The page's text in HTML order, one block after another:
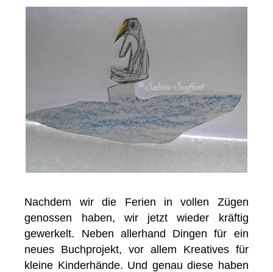
Nachdem wir die Ferien in vollen Zügen
genossen haben, wir jetzt wieder kräftig
gewerkelt. Neben allerhand Dingen für ein
neues Buchprojekt, vor allem Kreatives für
kleine Kinderhände. Und genau diese haben